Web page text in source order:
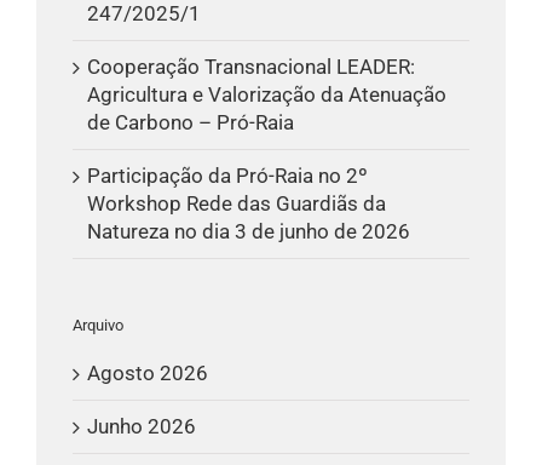
247/2025/1
Cooperação Transnacional LEADER:
Agricultura e Valorização da Atenuação
de Carbono – Pró-Raia
Participação da Pró-Raia no 2º
Workshop Rede das Guardiãs da
Natureza no dia 3 de junho de 2026
Arquivo
Agosto 2026
Junho 2026